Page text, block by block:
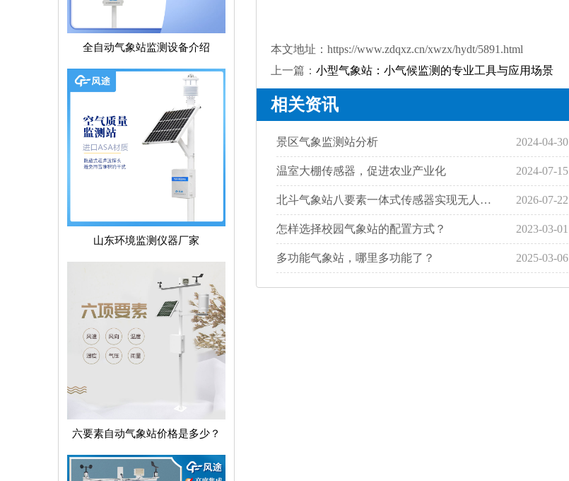
全自动气象站监测设备介绍
山东环境监测仪器厂家
六要素自动气象站价格是多少？
本文地址： https://www.zdqxz.cn/xwzx/hydt/5891.html
上一篇： 小型气象站：小气候监测的专业工具与应用场景
相关资讯
景区气象监测站分析 2024-04-30
温室大棚传感器，促进农业产业化 2024-07-15
北斗气象站八要素一体式传感器实现无人区全天候气象监测 2026-07-22
怎样选择校园气象站的配置方式？ 2023-03-01
多功能气象站，哪里多功能了？ 2025-03-06